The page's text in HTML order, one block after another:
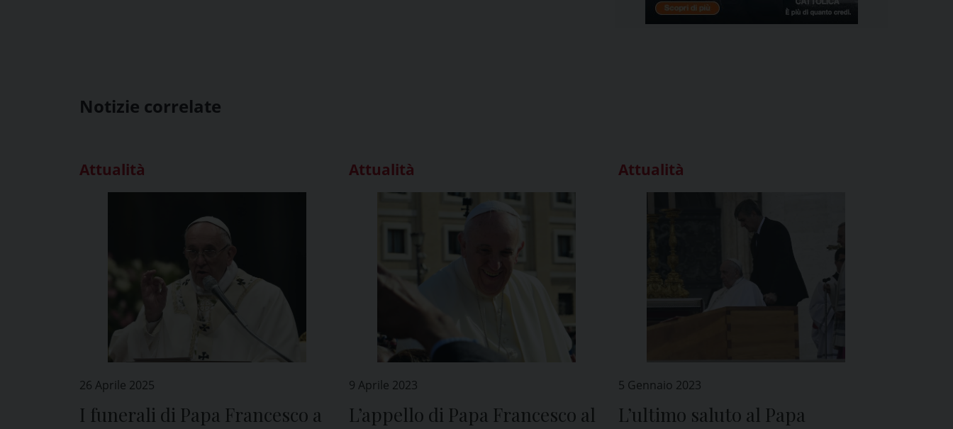
Notizie correlate
Attualità
26 Aprile 2025
I funerali di Papa Francesco a
Attualità
9 Aprile 2023
L’appello di Papa Francesco al
Attualità
5 Gennaio 2023
L’ultimo saluto al Papa